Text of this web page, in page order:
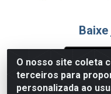
O nosso site coleta
terceiros para
personalizada ao